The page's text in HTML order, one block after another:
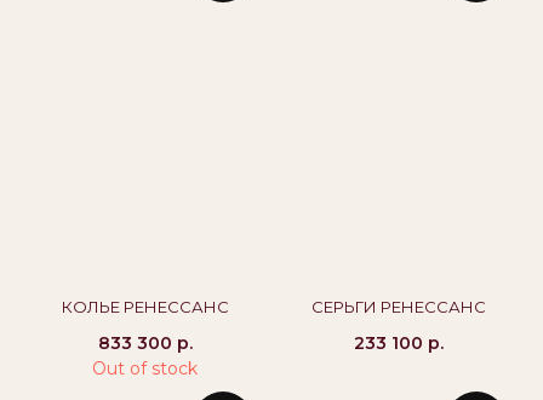
КОЛЬЕ РЕНЕССАНС
833 300 р.
Out of stock
СЕРЬГИ РЕНЕССАНС
233 100 р.